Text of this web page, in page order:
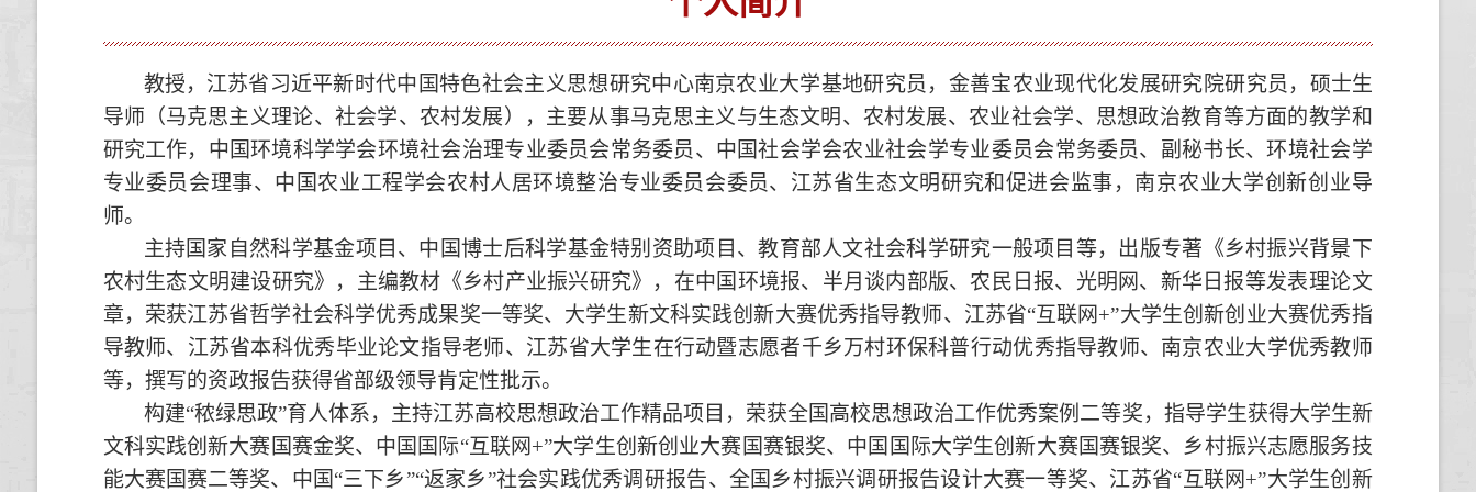
教授， 江苏省习近平新时代中国特色社会主义思想研究中心南京农业大学基地研究员， 金善宝农业现代化发展研究院研究员， 硕士生
导师 （马克思主义理论、社会学、 农村发展）， 主要从事马克思主义 与生态文明、 农村发展、农业社会学、 思想政治教育等方面的教学和
研究工作， 中国环境科学学会环境社会治理专业委员会常务委员、 中国社会学会农业社会学专业委员会常务委员、 副秘书长、环境社会学
专业委员会理事、中国农业工程学会农村人居环境整治专业委员会委员、 江苏省生态文明研究和促进会监事，南京农业大学创新创业导
师。
主持国家自然科学基金项目、中国博士后科学基金特别资助项目、教育部人文社会科学研究一般项目等，出版专著《乡村振兴背景下
农村生态文明建设研究》，
主编教材《乡村产业振兴研究》，在中国环境报、 半月谈内部版、农民日报、 光明网、 新华日报等发表理论文
章， 荣获江苏省哲学社会科学优秀成果奖一等奖、大学生新文科实践创新大赛优秀指导教师、 江苏省“互联网+”大学生创新创业大赛优秀指
导教师、江苏省本科优秀毕业论文指导老师、江苏省大学生在行动暨志愿者千乡万村环保科普行动优秀指导教师、南京农业大学优秀教师
等， 撰写的资政报告获得省部级领导肯定性批示。
构建“秾绿思政”育人体系，主持江苏高校思想政治工作精品项目， 荣获全国高校思想政治工作优秀案例二等奖，指导学生获得大学生新
文科实践创新大赛国赛金奖、中国国际“互联网+”大学生创新创业大赛国赛银奖、中国国际大学生创新大赛国赛银奖、乡村振兴志愿服务技
能大赛 国赛二等奖、 中国 “三下乡”“返家乡”社会实践优秀调研报告、全国乡村振兴调研报告设计大赛一等奖、江苏省“互联网+”大学生创新